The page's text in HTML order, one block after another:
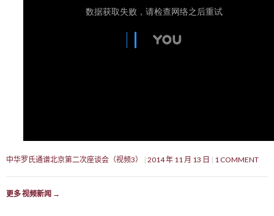
中华罗氏通谱北京第二次座谈会（视频3） 2014 年 11 月 13 日 1 COMMENT
更多 视频新闻 →